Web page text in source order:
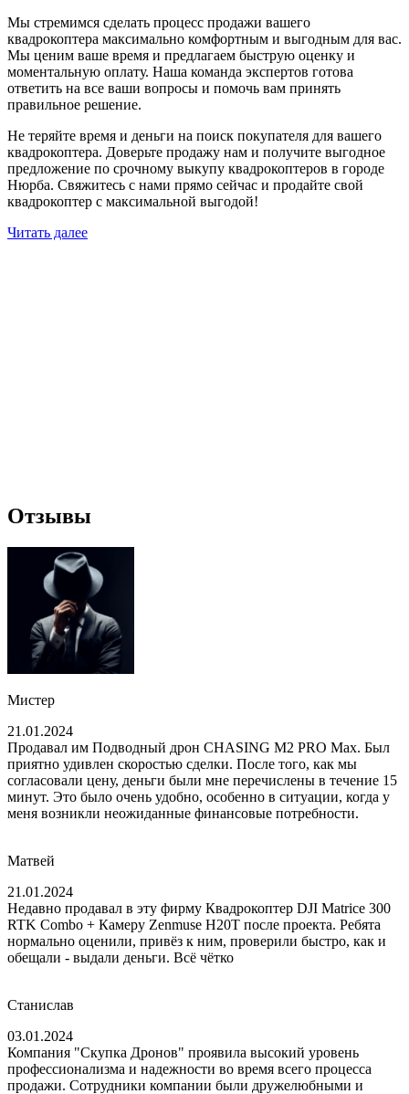
Мы стремимся сделать процесс продажи вашего
квадрокоптера максимально комфортным и выгодным для вас.
Мы ценим ваше время и предлагаем быструю оценку и
моментальную оплату. Наша команда экспертов готова
ответить на все ваши вопросы и помочь вам принять
правильное решение.
Не теряйте время и деньги на поиск покупателя для вашего
квадрокоптера. Доверьте продажу нам и получите выгодное
предложение по срочному выкупу квадрокоптеров в городе
Нюрба. Свяжитесь с нами прямо сейчас и продайте свой
квадрокоптер с максимальной выгодой!
Читать далее
Отзывы
Мистер
21.01.2024
Продавал им Подводный дрон CHASING M2 PRO Max. Был
приятно удивлен скоростью сделки. После того, как мы
согласовали цену, деньги были мне перечислены в течение 15
минут. Это было очень удобно, особенно в ситуации, когда у
меня возникли неожиданные финансовые потребности.
Матвей
21.01.2024
Недавно продавал в эту фирму Квадрокоптер DJI Matrice 300
RTK Combo + Камеру Zenmuse H20T после проекта. Ребята
нормально оценили, привёз к ним, проверили быстро, как и
обещали - выдали деньги. Всё чётко
Станислав
03.01.2024
Компания "Скупка Дронов" проявила высокий уровень
профессионализма и надежности во время всего процесса
продажи. Сотрудники компании были дружелюбными и